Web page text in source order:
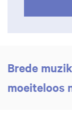
Brede
moeiteloos